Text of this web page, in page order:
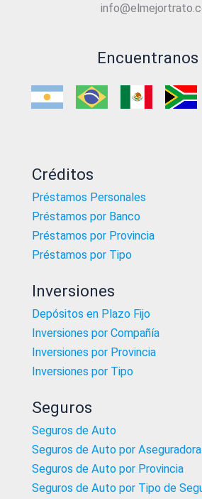
Encuentranos
Créditos
Préstamos Personales
Préstamos por Banco
Préstamos por Provincia
Préstamos por Tipo
Inversiones
Depósitos en Plazo Fijo
Inversiones por Compañía
Inversiones por Provincia
Inversiones por Tipo
Seguros
Seguros de Auto
Seguros de Auto por Aseguradora
Seguros de Auto por Provincia
Seguros de Auto por Tipo de